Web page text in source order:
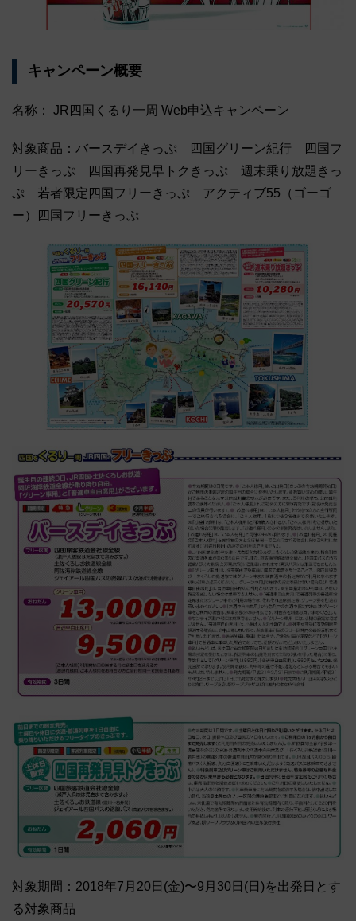
キャンペーン概要
名称： JR四国くるり一周 Web申込キャンペーン
対象商品：バースデイきっぷ 四国グリーン紀行 四国フ
リーきっぷ 四国再発見早トクきっぷ 週末乗り放題きっ
ぷ 若者限定四国フリーきっぷ アクティブ55（ゴーゴ
ー）四国フリーきっぷ
対象期間：2018年7月20日(金)〜9月30日(日)を出発日とす
る対象商品